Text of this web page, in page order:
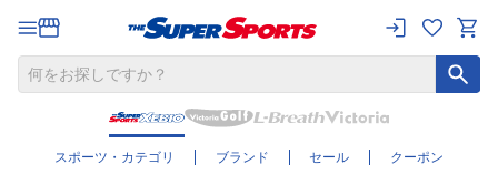
スポーツ・カテゴリ ブランド セール クーポン